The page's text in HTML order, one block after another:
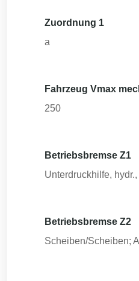
Zuordnung 1
a
Fahrzeug Vmax
250
Betriebsbremse Z1
Unterdruckhilfe,
Betriebsbremse Z2
Scheiben/Scheiben;